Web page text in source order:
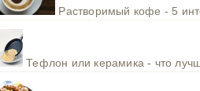
Растворимый кофе - 5
Тефлон или керамика - что